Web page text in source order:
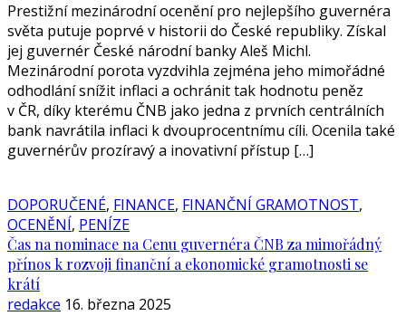
Prestižní mezinárodní ocenění pro nejlepšího guvernéra
světa putuje poprvé v historii do České republiky. Získal
jej guvernér České národní banky Aleš Michl.
Mezinárodní porota vyzdvihla zejména jeho mimořádné
odhodlání snížit inflaci a ochránit tak hodnotu peněz
v ČR, díky kterému ČNB jako jedna z prvních centrálních
bank navrátila inflaci k dvouprocentnímu cíli. Ocenila také
guvernérův prozíravý a inovativní přístup […]
DOPORUČENÉ, FINANCE, FINANČNÍ GRAMOTNOST,
OCENĚNÍ, PENÍZE
Čas na nominace na Cenu guvernéra ČNB za mimořádný
přínos k rozvoji finanční a ekonomické gramotnosti se
krátí
redakce 16. března 2025